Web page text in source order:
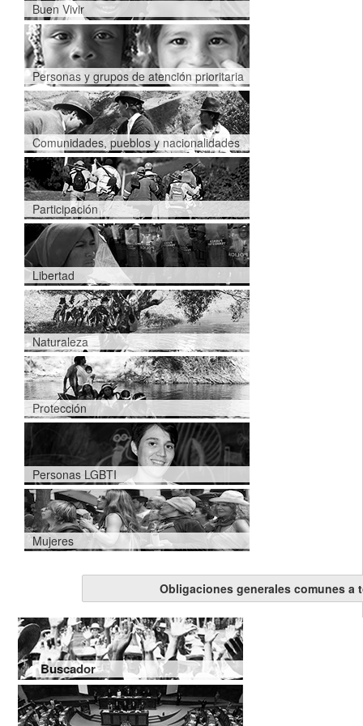
Buen Vivir
Personas y grupos de atención prioritaria
Comunidades, pueblos y nacionalidades
Participación
Libertad
Naturaleza
Protección
Personas LGBTI
Mujeres
Obligaciones generales comunes a
Buscador